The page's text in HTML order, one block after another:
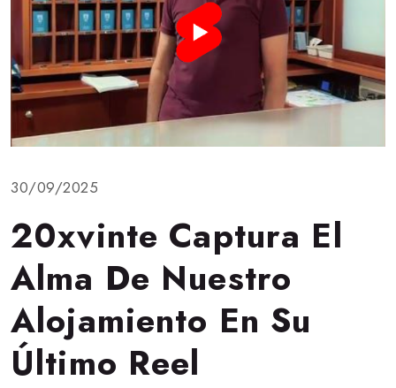
30/09/2025
20xvinte Captura El
Alma De Nuestro
Alojamiento En Su
Último Reel